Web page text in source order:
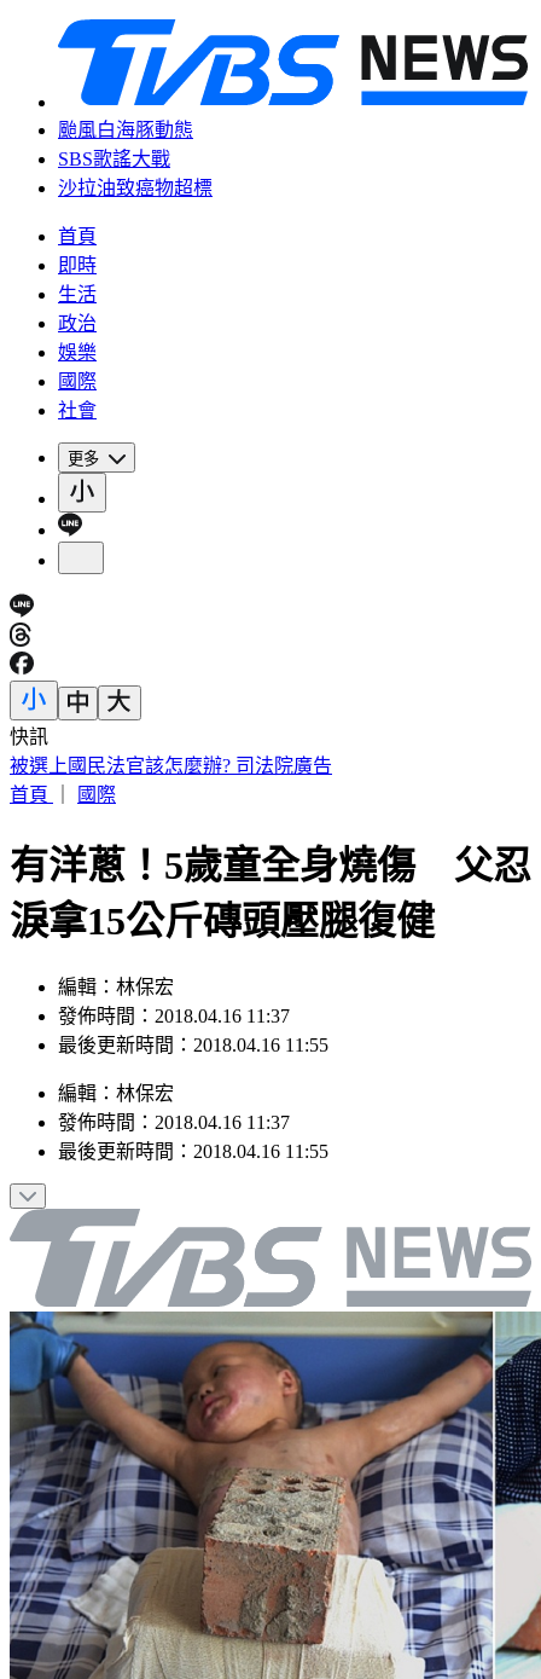
颱風白海豚動態
SBS歌謠大戰
沙拉油致癌物超標
首頁
即時
生活
政治
娛樂
國際
社會
更多
快訊
白海豚最快下午海警！父親節影響最劇 週末北台灣豪雨
首頁
國際
有洋蔥！5歲童全身燒傷 父忍
淚拿15公斤磚頭壓腿復健
編輯：林保宏
發佈時間：2018.04.16 11:37
最後更新時間：2018.04.16 11:55
編輯 ： 林保宏
發佈時間： 2018.04.16 11:37
最後更新時間： 2018.04.16 11:55